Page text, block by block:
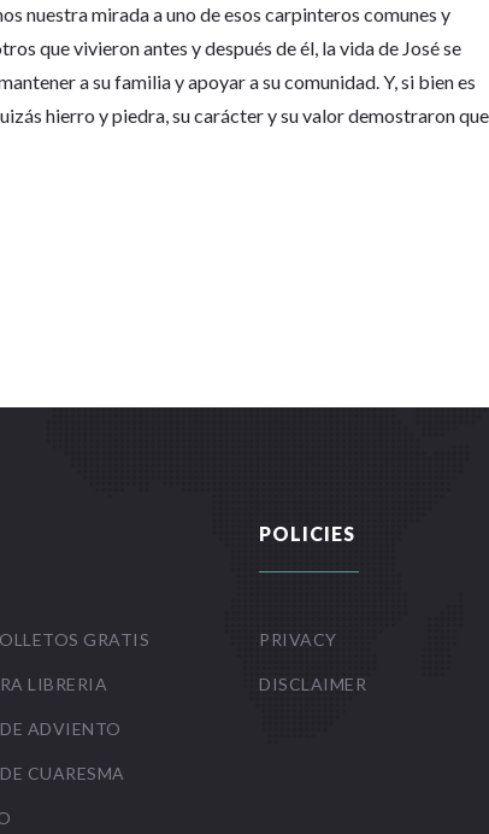
nuestra mirada a uno de esos carpinteros comunes y
que vivieron antes y después de él, la vida de José se
a su familia y apoyar a su comunidad. Y, si bien es
hierro y piedra, su carácter y su valor demostraron que
GRATIS
LIBRERIA
ADVIENTO
CUARESMA
POLICIES
PRIVACY
DISCLAIMER